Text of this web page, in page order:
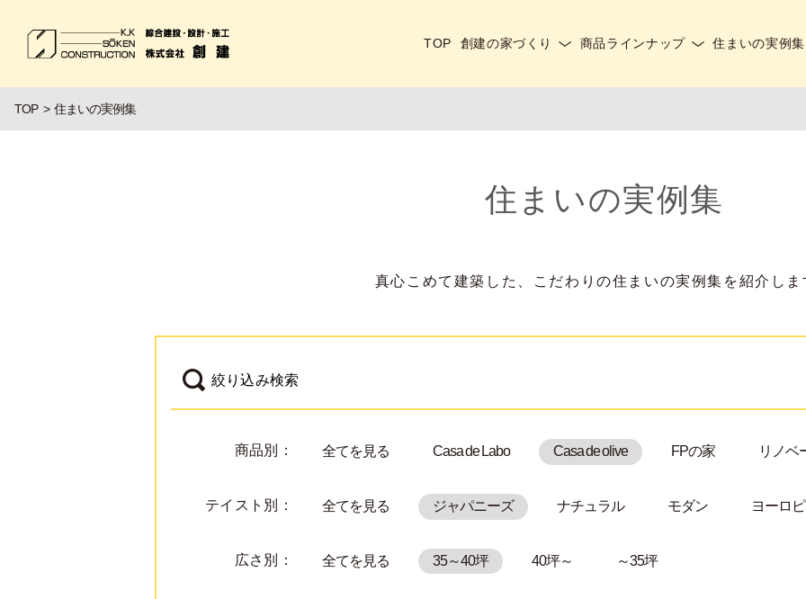
TOP 創建の家づくり 商品ラインナップ 住まいの実例集
TOP 住まいの実例集
住まいの実例集
真心こめて建築した、こだわりの住まいの実例集を紹介しま
絞り込み検索
商品別： 全てを見る Casa de Labo Casa de olive FPの家 リノベ
テイスト別： 全てを見る ジャパニーズ ナチュラル モダン ヨーロ
広さ別： 全てを見る 35～40坪 40坪～ ～35坪